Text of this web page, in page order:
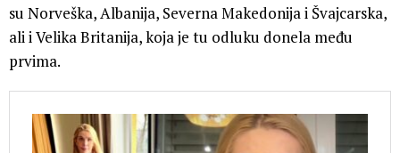
su Norveška, Albanija, Severna Makedonija i Švajcarska,
ali i Velika Britanija, koja je tu odluku donela među
prvima.